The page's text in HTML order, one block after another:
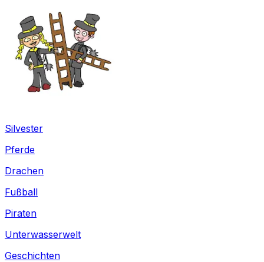
Silvester
Pferde
Drachen
Fußball
Piraten
Unterwasserwelt
Geschichten